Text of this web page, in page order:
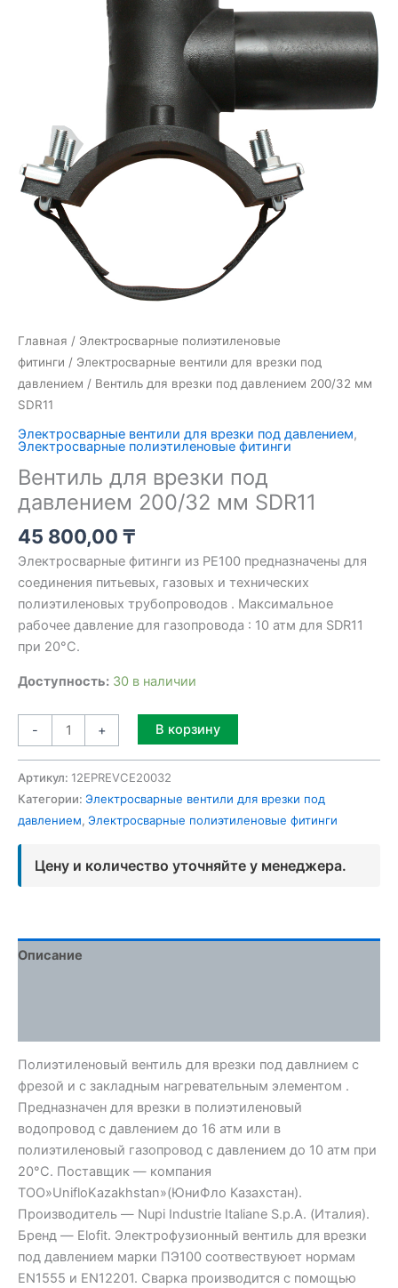
Главная / Электросварные полиэтиленовые
фитинги / Электросварные вентили для врезки под
давлением / Вентиль для врезки под давлением 200/32 мм
SDR11
Электросварные вентили для врезки под давлением,
Электросварные полиэтиленовые фитинги
Вентиль для врезки под
давлением 200/32 мм SDR11
45 800,00 ₸
Электросварные фитинги из PE100 предназначены для
соединения питьевых, газовых и технических
полиэтиленовых трубопроводов . Максимальное
рабочее давление для газопровода : 10 атм для SDR11
при 20°C.
Доступность: 30 в наличии
- + В корзину
Артикул: 12EPREVCE20032
Категории: Электросварные вентили для врезки под
давлением, Электросварные полиэтиленовые фитинги
Цену и количество уточняйте у менеджера.
Описание
Полиэтиленовый вентиль для врезки под давлнием с
фрезой и с закладным нагревательным элементом .
Предназначен для врезки в полиэтиленовый
водопровод с давлением до 16 атм или в
полиэтиленовый газопровод с давлением до 10 атм при
20°C. Поставщик — компания
ТОО»UnifloKazakhstan»(ЮниФло Казахстан).
Производитель — Nupi Industrie Italiane S.p.A. (Италия).
Бренд — Elofit. Электрофузионный вентиль для врезки
под давлением марки ПЭ100 соотвествуюет нормам
EN1555 и EN12201. Сварка производится с помощью